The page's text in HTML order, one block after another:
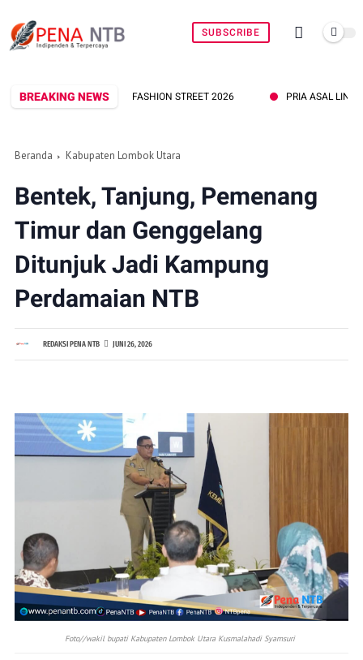
SUBSCRIBE
BREAKING NEWS PRIA ASAL LINGSAR DITEMUKAN
Beranda Kabupaten Lombok Utara
Bentek, Tanjung, Pemenang
Timur dan Genggelang
Ditunjuk Jadi Kampung
Perdamaian NTB
REDAKSI PENA NTB JUNI 26, 2026
Foto//wakil bupati Kabupaten Lombok Utara Kusmalahadi Syamsuri